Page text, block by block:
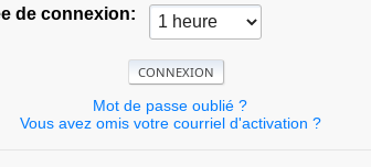
de connexion:
Mot de passe oublié ?
Vous avez omis votre courriel d'activation ?